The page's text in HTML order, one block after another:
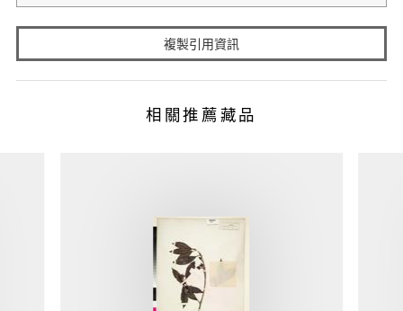
複製引用資訊
相關推薦藏品